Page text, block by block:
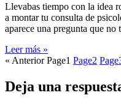
Llevabas tiempo con la idea
a montar tu consulta de
aparece una pregunta que no
Leer más »
« Anterior Page1 Page2 Page
Deja una